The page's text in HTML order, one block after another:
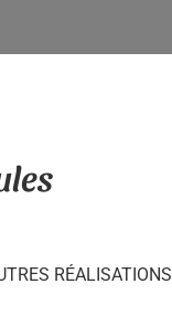
RÉALISATIONS